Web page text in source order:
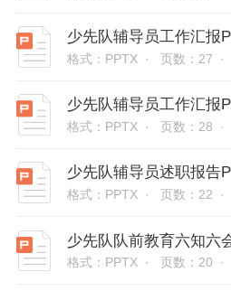
少先队辅导员工作汇报
格式：PPTX · 页数：27 ·
少先队辅导员工作汇报
格式：PPTX · 页数：28 ·
少先队辅导员述职报告
格式：PPTX · 页数：22 ·
格式：PPTX · 页数：20 ·